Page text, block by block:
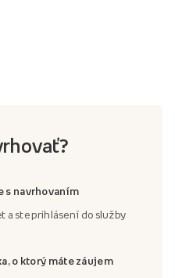
s navrhovaním
a ste prihlásení do služby
o ktorý máte záujem